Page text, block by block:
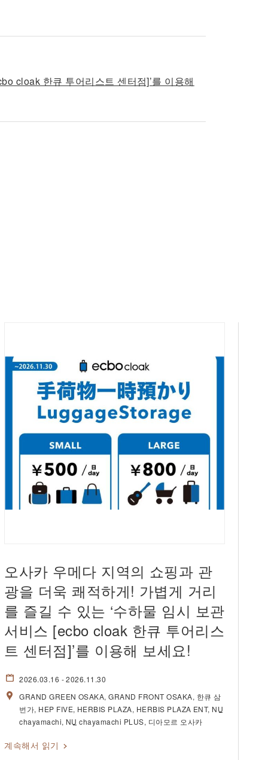
cloak 한큐 투어리스트 센터점]’를 이용해
오사카 우메다 지역의 쇼핑과 관
광을 더욱 쾌적하게! 가볍게 거리
를 즐길 수 있는 ‘수하물 임시 보관
서비스 [ecbo cloak 한큐 투어리스
트 센터점]’를 이용해 보세요!
2026.03.16 - 2026.11.30
GRAND GREEN OSAKA GRAND FRONT OSAKA 한큐 삼
번가 HEP FIVE HERBIS PLAZA HERBIS PLAZA ENT NU
chayamachi NU chayamachi PLUS 디아모르 오사카
계속해서 읽기